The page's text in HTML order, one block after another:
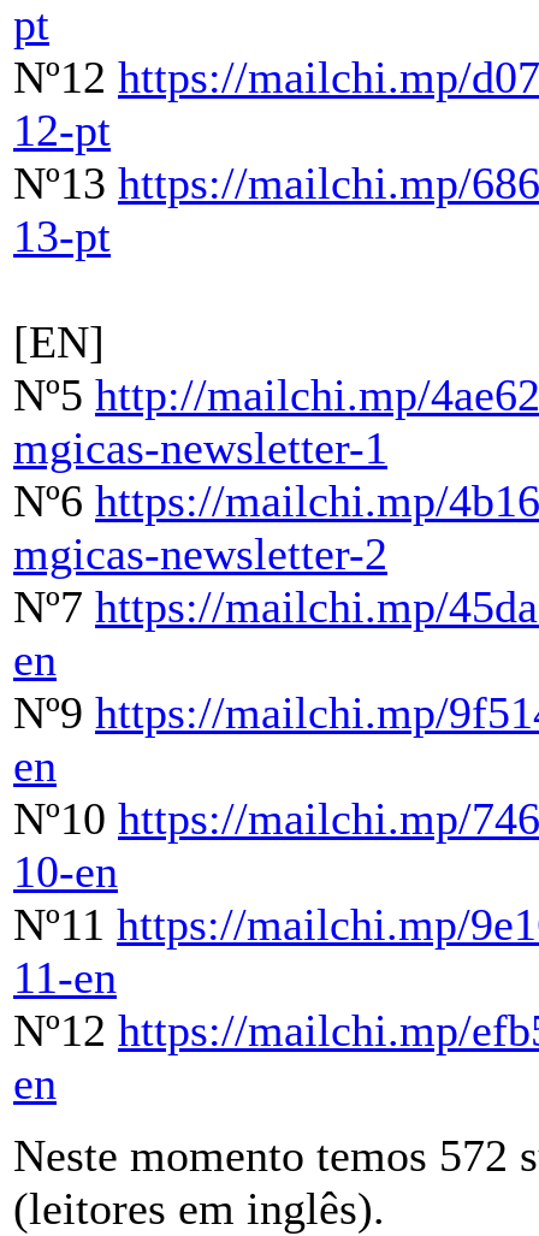
pt
Nº12 https://mailchi.mp/
12-pt
Nº13 https://mailchi.mp/
13-pt
[EN]
Nº5 http://mailchi.mp/
mgicas-newsletter-1
Nº6 https://mailchi.mp/
mgicas-newsletter-2
Nº7 https://mailchi.mp/
en
Nº9 https://mailchi.mp/
en
Nº10 https://mailchi.mp/
10-en
Nº11 https://mailchi.mp/
11-en
Nº12 https://mailchi.mp/
en
Neste momento temos 572
(leitores em inglês).